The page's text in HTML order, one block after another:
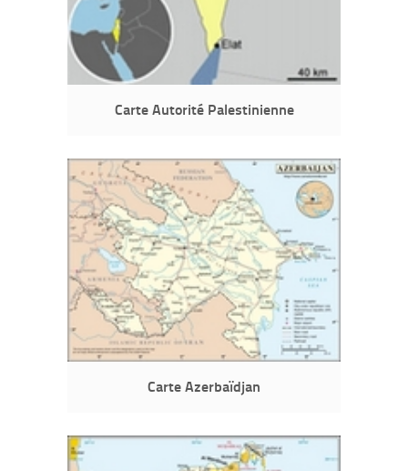
Carte Autorité Palestinienne
Carte Azerbaïdjan